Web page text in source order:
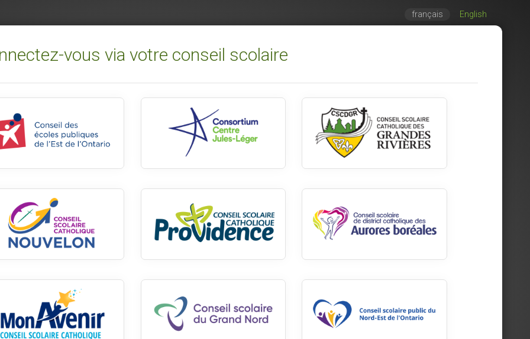
français English
vous via votre conseil scolaire